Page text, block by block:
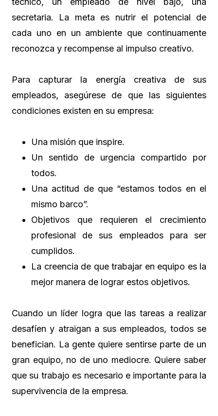
secretaria. La meta es nutrir el potencial de
cada uno en un ambiente que continuamente
reconozca y recompense al impulso creativo.
Para capturar la energía creativa de sus
empleados, asegúrese de que las siguientes
condiciones existen en su empresa:
Una misión que inspire.
Un sentido de urgencia compartido por
todos.
Una actitud de que “estamos todos en el
mismo barco”.
Objetivos que requieren el crecimiento
profesional de sus empleados para ser
cumplidos.
La creencia de que trabajar en equipo es la
mejor manera de lograr estos objetivos.
Cuando un líder logra que las tareas a realizar
desafíen y atraigan a sus empleados, todos se
benefician. La gente quiere sentirse parte de un
gran equipo, no de uno mediocre. Quiere saber
que su trabajo es necesario e importante para la
supervivencia de la empresa.